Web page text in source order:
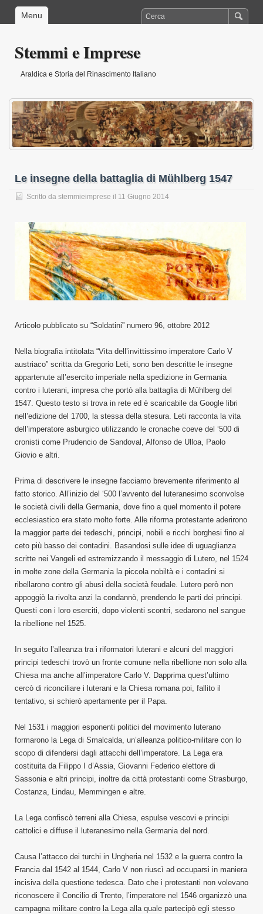
Menu
Stemmi e Imprese
Araldica e Storia del Rinascimento Italiano
Le insegne della battaglia di Mühlberg 1547
Scritto da stemmieimprese il 11 Giugno 2014
Articolo pubblicato su “Soldatini” numero 96, ottobre 2012
Nella biografia intitolata “Vita dell’invittissimo imperatore Carlo V
austriaco” scritta da Gregorio Leti, sono ben descritte le insegne
appartenute all’esercito imperiale nella spedizione in Germania
contro i luterani, impresa che portò alla battaglia di Mühlberg del
1547. Questo testo si trova in rete ed è scaricabile da Google libri
nell’edizione del 1700, la stessa della stesura. Leti racconta la vita
dell’imperatore asburgico utilizzando le cronache coeve del ‘500 di
cronisti come Prudencio de Sandoval, Alfonso de Ulloa, Paolo
Giovio e altri.
Prima di descrivere le insegne facciamo brevemente riferimento al
fatto storico. All’inizio del ‘500 l’avvento del luteranesimo sconvolse
le società civili della Germania, dove fino a quel momento il potere
ecclesiastico era stato molto forte. Alle riforma protestante aderirono
la maggior parte dei tedeschi, principi, nobili e ricchi borghesi fino al
ceto più basso dei contadini. Basandosi sulle idee di uguaglianza
scritte nei Vangeli ed estremizzando il messaggio di Lutero, nel 1524
in molte zone della Germania la piccola nobiltà e i contadini si
ribellarono contro gli abusi della società feudale. Lutero però non
appoggiò la rivolta anzi la condannò, prendendo le parti dei principi.
Questi con i loro eserciti, dopo violenti scontri, sedarono nel sangue
la ribellione nel 1525.
In seguito l’alleanza tra i riformatori luterani e alcuni del maggiori
principi tedeschi trovò un fronte comune nella ribellione non solo alla
Chiesa ma anche all’imperatore Carlo V. Dapprima quest’ultimo
cercò di riconciliare i luterani e la Chiesa romana poi, fallito il
tentativo, si schierò apertamente per il Papa.
Nel 1531 i maggiori esponenti politici del movimento luterano
formarono la Lega di Smalcalda, un’alleanza politico-militare con lo
scopo di difendersi dagli attacchi dell’imperatore. La Lega era
costituita da Filippo I d’Assia, Giovanni Federico elettore di
Sassonia e altri principi, inoltre da città protestanti come Strasburgo,
Costanza, Lindau, Memmingen e altre.
La Lega confiscò terreni alla Chiesa, espulse vescovi e principi
cattolici e diffuse il luteranesimo nella Germania del nord.
Causa l’attacco dei turchi in Ungheria nel 1532 e la guerra contro la
Francia dal 1542 al 1544, Carlo V non riuscì ad occuparsi in maniera
incisiva della questione tedesca. Dato che i protestanti non volevano
riconoscere il Concilio di Trento, l’imperatore nel 1546 organizzò una
campagna militare contro la Lega alla quale partecipò egli stesso